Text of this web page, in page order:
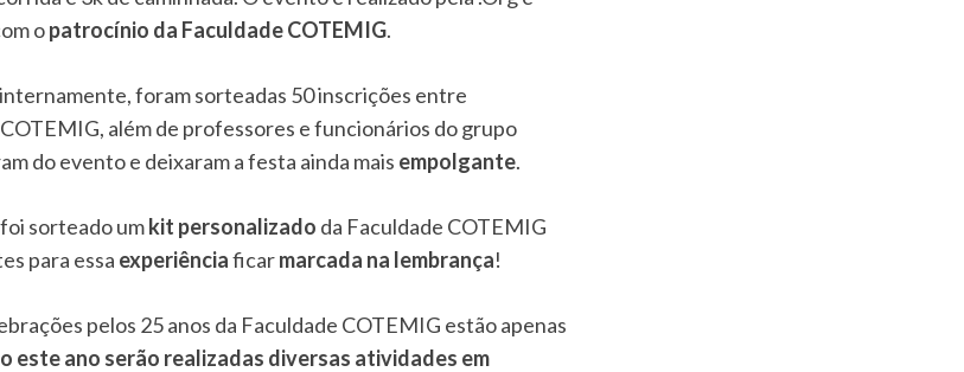
opatrocínio da Faculdade COTEMIG.
foram sorteadas 50 inscrições entre
além de professores e funcionários do grupo
do evento e deixaram a festa ainda mais empolgante.
sorteado umkit personalizado da Faculdade COTEMIG
para essa experiênciaficarmarcada na lembrança!
pelos 25 anos da Faculdade COTEMIG estão apenas
este ano serão realizadas diversas atividades em